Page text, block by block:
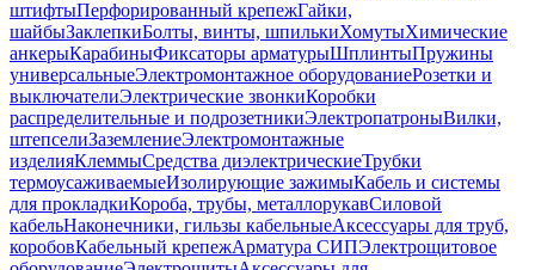
штифтыПерфорированный крепежГайки,
шайбыЗаклепкиБолты, винты, шпилькиХомутыХимические
анкерыКарабиныФиксаторы арматурыШплинтыПружины
универсальныеЭлектромонтажное оборудованиеРозетки и
выключателиЭлектрические звонкиКоробки
распределительные и подрозетникиЭлектропатроныВилки,
штепселиЗаземлениеЭлектромонтажные
изделияКлеммыСредства диэлектрическиеТрубки
термоусаживаемыеИзолирующие зажимыКабель и системы
для прокладкиКороба, трубы, металлорукавСиловой
кабельНаконечники, гильзы кабельныеАксессуары для труб,
коробовКабельный крепежАрматура СИПЭлектрощитовое